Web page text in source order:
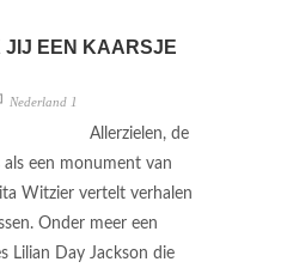
JIJ EEN KAARSJE
Nederland 1
Allerzielen, de
als een monument van
Witzier vertelt verhalen
Onder meer een
Lilian Day Jackson die